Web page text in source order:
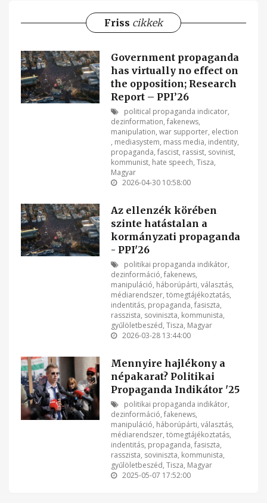
Friss cikkek
Government propaganda
has virtually no effect on
the opposition; Research
Report – PPI’26
political propaganda indicator,
dezinformation,fakenews,
manipulation,war supporter, election
, mediasystem, mass media, indentity,
propaganda,fascist, rassist, sovinist,
kommunist, hate speech,Tisza,
Magyar
2026-04-30 10:58:00
Az ellenzék körében
szinte hatástalan a
kormányzati propaganda
- PPI'26
politikai propaganda indikátor,
dezinformáció,fakenews,
manipuláció, háborúpárti,választás,
médiarendszer,tömegtájékoztatás,
indentitás, propaganda,fasiszta,
rasszista, soviniszta, kommunista,
gyűlöletbeszéd,Tisza, Magyar
2026-03-28 13:44:00
Mennyire hajlékony a
népakarat? Politikai
Propaganda Indikátor '25
politikai propaganda indikátor,
dezinformáció,fakenews,
manipuláció, háborúpárti,választás,
médiarendszer,tömegtájékoztatás,
indentitás, propaganda,fasiszta,
rasszista, soviniszta, kommunista,
gyűlöletbeszéd,Tisza, Magyar
2025-05-07 17:52:00